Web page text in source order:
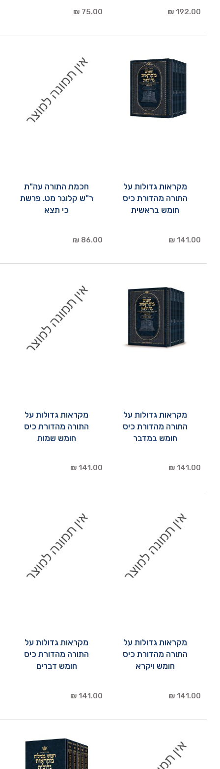
75.00 ₪ 192.00 ₪
חכמת התורה עה"ת
ר"ש קלוגר מט. פרשת
כי תצא
86.00 ₪
מקראות גדולות על
התורה מהדורת כיס
חומש בראשית
141.00 ₪
מקראות גדולות על
התורה מהדורת כיס
חומש שמות
141.00 ₪
מקראות גדולות על
התורה מהדורת כיס
חומש במדבר
141.00 ₪
מקראות גדולות על
התורה מהדורת כיס
חומש דברים
141.00 ₪
מקראות גדולות על
התורה מהדורת כיס
חומש ויקרא
141.00 ₪